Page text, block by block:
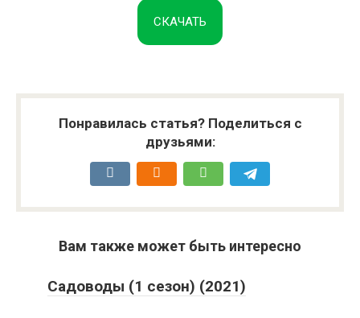
СКАЧАТЬ
Понравилась статья? Поделиться с
друзьями:
Вам также может быть интересно
Садоводы (1 сезон) (2021)